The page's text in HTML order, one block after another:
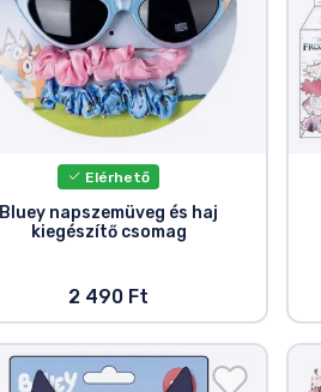
Elérhető
Bluey napszemüveg és haj
kiegészítő csomag
2 490 Ft